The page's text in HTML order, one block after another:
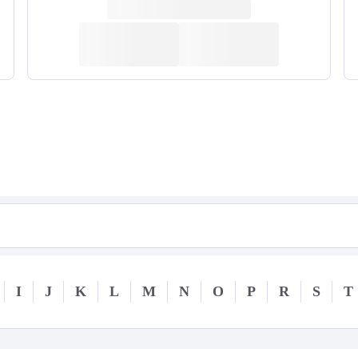
I J K L M N O P R S T